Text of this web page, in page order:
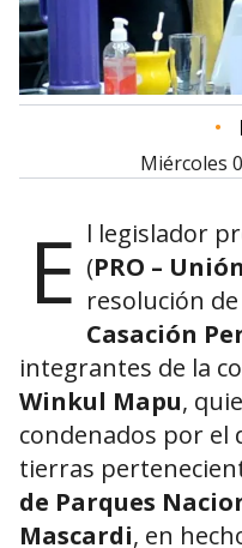
•
E l legislador
(PRO –
resolución
Casación
integrantes de la
Winkul Mapu,
condenados por el
tierras
de Parques
Mascardi, en